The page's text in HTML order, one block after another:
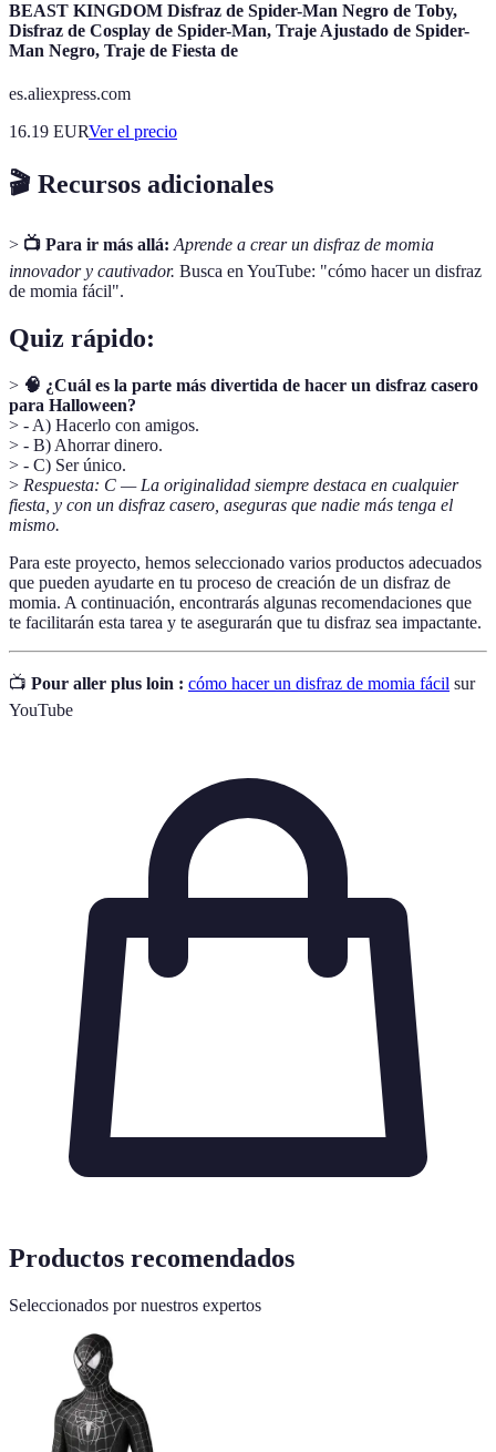
BEAST KINGDOM Disfraz de Spider-Man Negro de Toby,
Disfraz de Cosplay de Spider-Man, Traje Ajustado de Spider-
Man Negro, Traje de Fiesta de
es.aliexpress.com
16.19 EURVer el precio
🎬 Recursos adicionales
> 📺 Para ir más allá: Aprende a crear un disfraz de momia
innovador y cautivador. Busca en YouTube: "cómo hacer un disfraz
de momia fácil".
Quiz rápido:
> 🧠 ¿Cuál es la parte más divertida de hacer un disfraz casero
para Halloween?
> - A) Hacerlo con amigos.
> - B) Ahorrar dinero.
> - C) Ser único.
> Respuesta: C — La originalidad siempre destaca en cualquier
fiesta, y con un disfraz casero, aseguras que nadie más tenga el
mismo.
Para este proyecto, hemos seleccionado varios productos adecuados
que pueden ayudarte en tu proceso de creación de un disfraz de
momia. A continuación, encontrarás algunas recomendaciones que
te facilitarán esta tarea y te asegurarán que tu disfraz sea impactante.
📺 Pour aller plus loin : cómo hacer un disfraz de momia fácil sur
YouTube
Productos recomendados
Seleccionados por nuestros expertos